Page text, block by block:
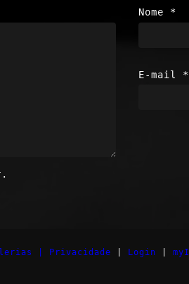
Nome *
E-mail *
| Privacidade Login myI